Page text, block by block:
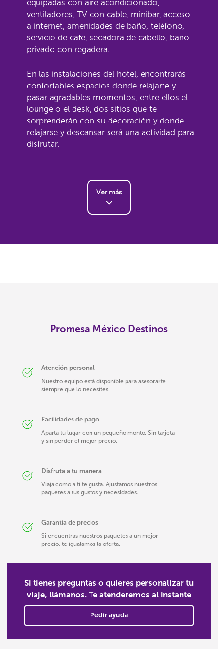
equipadas con aire acondicionado,
ventiladores, TV con cable, minibar, acceso
a internet, amenidades de baño, teléfono,
servicio de café, secadora de cabello, baño
privado con regadera.
En las instalaciones del hotel, encontrarás
confortables espacios donde relajarte y
pasar agradables momentos, entre ellos el
lounge o el desk, dos sitios que te
sorprenderán con su decoración y donde
relajarse y descansar será una actividad para
disfrutar.
Ver más
Promesa México Destinos
Atención personal
Nuestro equipo está disponible para asesorarte
siempre que lo necesites.
Facilidades de pago
Aparta tu lugar con un pequeño monto. Sin tarjeta
y sin perder el mejor precio.
Disfruta a tu manera
Viaja como a ti te gusta. Ajustamos nuestros
paquetes a tus gustos y necesidades.
Garantía de precios
Si encuentras nuestros paquetes a un mejor
precio, te igualamos la oferta.
Si tienes preguntas o quieres personalizar tu
viaje, llámanos. Te atenderemos al instante
Pedir ayuda